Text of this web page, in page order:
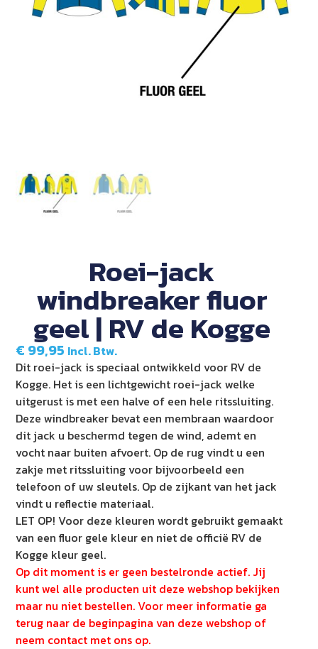
Roei-jack
windbreaker fluor
geel | RV de Kogge
€ 99,95 Incl. Btw.
Dit roei-jack is speciaal ontwikkeld voor RV de
Kogge. Het is een lichtgewicht roei-jack welke
uitgerust is met een halve of een hele ritssluiting.
Deze windbreaker bevat een membraan waardoor
dit jack u beschermd tegen de wind, ademt en
vocht naar buiten afvoert. Op de rug vindt u een
zakje met ritssluiting voor bijvoorbeeld een
telefoon of uw sleutels. Op de zijkant van het jack
vindt u reflectie materiaal.
LET OP! Voor deze kleuren wordt gebruikt gemaakt
van een fluor gele kleur en niet de officië RV de
Kogge kleur geel.
Op dit moment is er geen bestelronde actief. Jij
kunt wel alle producten uit deze webshop bekijken
maar nu niet bestellen. Voor meer informatie ga
terug naar de beginpagina van deze webshop of
neem contact met ons op.